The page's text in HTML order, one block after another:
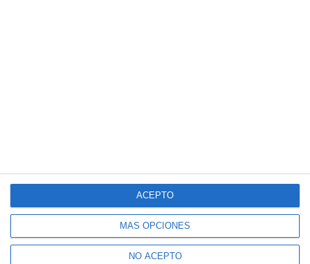
MÁS OPCIONES
NO ACEPTO
ACEPTO